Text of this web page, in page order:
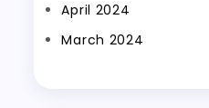
April 2024
March 2024